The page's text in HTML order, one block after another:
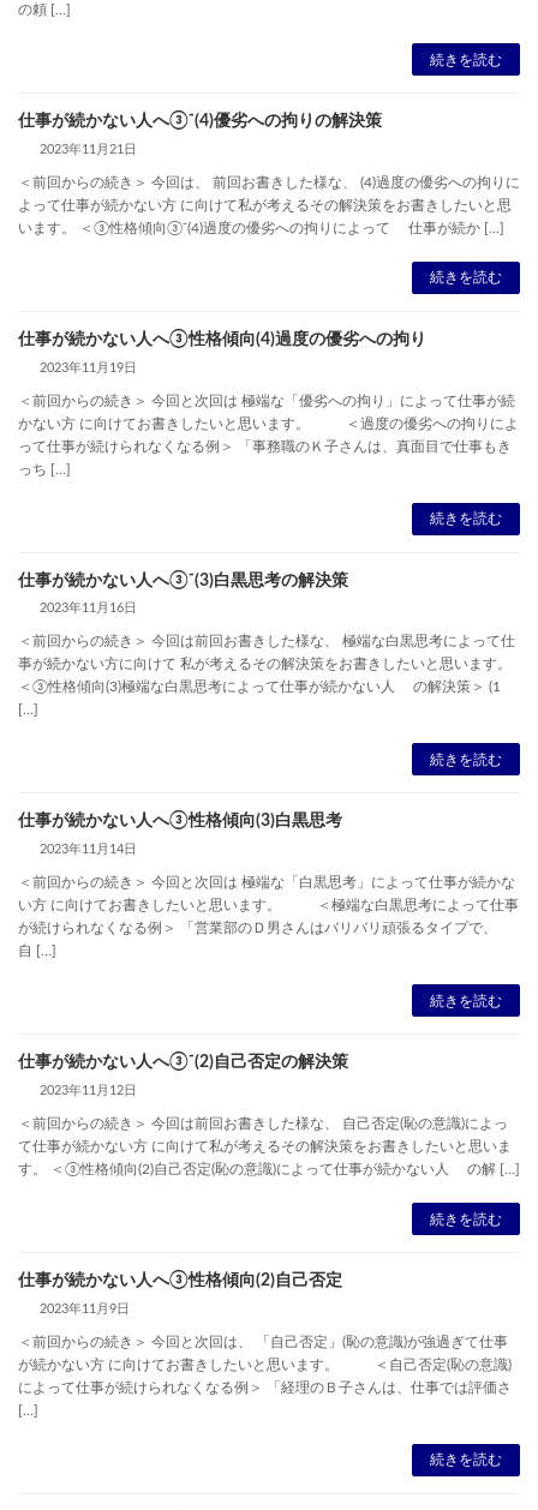
の頼 […]
続きを読む
仕事が続かない人へ③⁻(4)優劣への拘りの解決策
2023年11月21日
＜前回からの続き＞ 今回は、 前回お書きした様な、 (4)過度の優劣への拘りに
よって仕事が続かない方 に向けて私が考えるその解決策をお書きしたいと思
います。 ＜③性格傾向③⁻(4)過度の優劣への拘りによって 仕事が続か […]
続きを読む
仕事が続かない人へ③性格傾向(4)過度の優劣への拘り
2023年11月19日
＜前回からの続き＞ 今回と次回は 極端な「優劣への拘り」によって仕事が続
かない方 に向けてお書きしたいと思います。 ＜過度の優劣への拘りによ
って仕事が続けられなくなる例＞ 「事務職のＫ子さんは、真面目で仕事もき
っち […]
続きを読む
仕事が続かない人へ③⁻(3)白黒思考の解決策
2023年11月16日
＜前回からの続き＞ 今回は前回お書きした様な、 極端な白黒思考によって仕
事が続かない方に向けて 私が考えるその解決策をお書きしたいと思います。
＜③性格傾向(3)極端な白黒思考によって仕事が続かない人 の解決策＞ (1
[…]
続きを読む
仕事が続かない人へ③性格傾向(3)白黒思考
2023年11月14日
＜前回からの続き＞ 今回と次回は 極端な「白黒思考」によって仕事が続かな
い方 に向けてお書きしたいと思います。 ＜極端な白黒思考によって仕事
が続けられなくなる例＞ 「営業部のＤ男さんはバリバリ頑張るタイプで、
自 […]
続きを読む
仕事が続かない人へ③⁻(2)自己否定の解決策
2023年11月12日
＜前回からの続き＞ 今回は前回お書きした様な、 自己否定(恥の意識)によっ
て仕事が続かない方 に向けて私が考えるその解決策をお書きしたいと思いま
す。 ＜③性格傾向(2)自己否定(恥の意識)によって仕事が続かない人 の解 […]
続きを読む
仕事が続かない人へ③性格傾向(2)自己否定
2023年11月9日
＜前回からの続き＞ 今回と次回は、 「自己否定」(恥の意識)が強過ぎて仕事
が続かない方 に向けてお書きしたいと思います。 ＜自己否定(恥の意識)
によって仕事が続けられなくなる例＞ 「経理のＢ子さんは、仕事では評価さ
[…]
続きを読む